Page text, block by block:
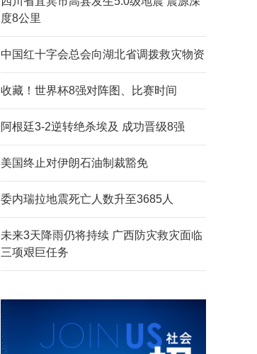
度8公里
中国红十字会总会向湖北省调拨救灾物资
收藏！世界杯8强对阵图、比赛时间
阿根廷3-2逆转绝杀埃及 成功晋级8强
美国终止对伊朗石油制裁豁免
委内瑞拉地震死亡人数升至3685人
未来3天降雨仍将持续 广西防灾救灾面临
三项艰巨任务